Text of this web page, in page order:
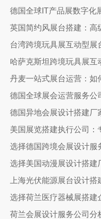
选择德国跨境会展设计服
选择美国动漫展设计搭建
上海光伏能源展台设计搭
选择荷兰医疗器械展搭建
荷兰会展设计服务公司分